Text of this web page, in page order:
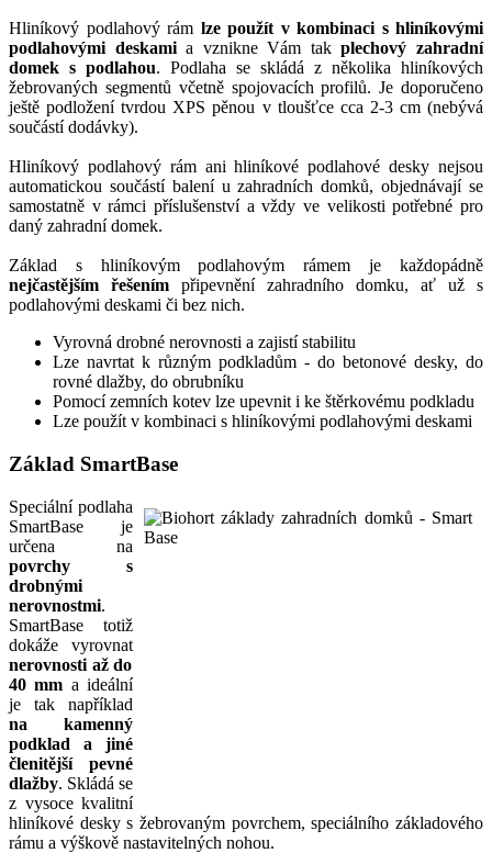
Hliníkový podlahový rám lze použít v kombinaci s hliníkovými
podlahovými deskamia vznikne Vám takplechový zahradní
domek s podlahou. Podlaha se skládá z několika hliníkových
žebrovaných segmentů včetně spojovacích profilů. Je doporučeno
ještě podložení tvrdou XPS pěnou v tloušťce cca 2-3 cm (nebývá
součástí dodávky).
Hliníkový podlahový rám ani hliníkové podlahové desky nejsou
automatickou součástí balení u zahradních domků, objednávají se
samostatně v rámci příslušenství a vždy ve velikosti potřebné pro
daný zahradní domek.
Základ s hliníkovým podlahovým rámem je každopádně
nejčastějším řešením připevnění zahradního domku, ať už s
podlahovými deskami či bez nich.
Vyrovná drobné nerovnosti a zajistí stabilitu
Lze navrtat k různým podkladům - do betonové desky, do
rovné dlažby, do obrubníku
Pomocí zemních kotev lze upevnit i ke štěrkovému podkladu
Lze použít v kombinaci s hliníkovými podlahovými deskami
Základ SmartBase
Speciální podlaha
SmartBase je
určena na
povrchy s
drobnými
nerovnostmi.
SmartBase totiž
dokáže vyrovnat
nerovnosti až do
40 mm a ideální
je tak například
na kamenný
podklad a jiné
členitější pevné
dlažby. Skládá se
z vysoce kvalitní
hliníkové desky s žebrovaným povrchem, speciálního základového
rámu a výškově nastavitelných nohou.